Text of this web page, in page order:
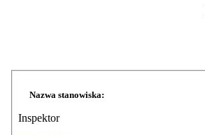
Nazwa stanowiska:
Inspektor